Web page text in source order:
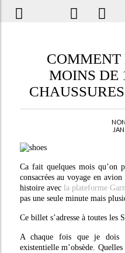
COMMENT
MOINS DE
Ca fait quelques mois qu’on
consacrées au voyage en
histoire avec la plateforme
pas une seule minute mais
Ce billet s’adresse à toutes les
A chaque fois que je dois
existentielle m’obsède.